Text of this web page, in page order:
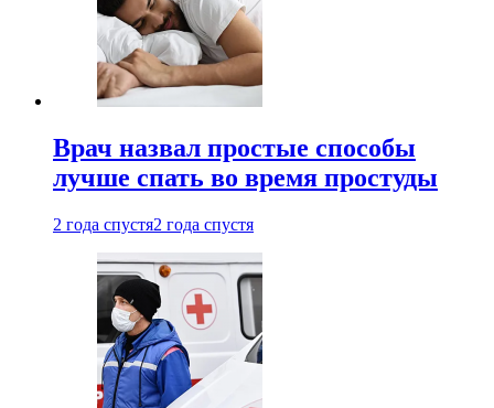
Врач назвал простые способы
лучше спать во время простуды
2 года спустя2 года спустя